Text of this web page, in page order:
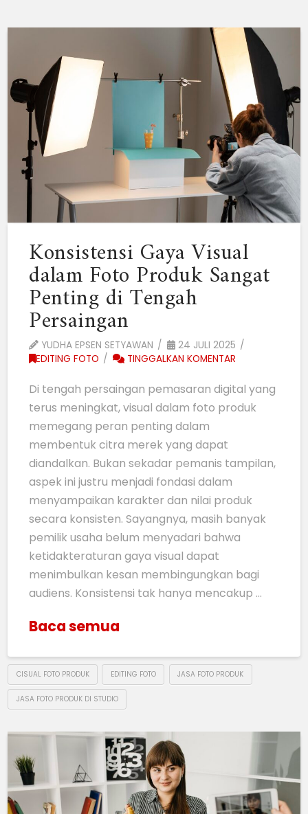
Konsistensi Gaya Visual
dalam Foto Produk Sangat
Penting di Tengah
Persaingan
YUDHA EPSEN SETYAWAN
24 JULI 2025
EDITING FOTO
TINGGALKAN KOMENTAR
Di tengah persaingan pemasaran digital yang
terus meningkat, visual dalam foto produk
memegang peran penting dalam
membentuk citra merek yang dapat
diandalkan. Bukan sekadar pemanis tampilan,
aspek ini justru menjadi fondasi dalam
menyampaikan karakter dan nilai produk
secara konsisten. Sayangnya, masih banyak
pemilik usaha belum menyadari bahwa
ketidakteraturan gaya visual dapat
menimbulkan kesan membingungkan bagi
audiens. Konsistensi tak hanya mencakup …
Baca semua
CISUAL FOTO PRODUK EDITING FOTO JASA FOTO PRODUK
JASA FOTO PRODUK DI STUDIO